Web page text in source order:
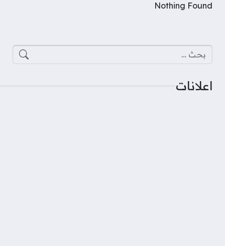
Nothing Found
البحث عن:
اعلانات